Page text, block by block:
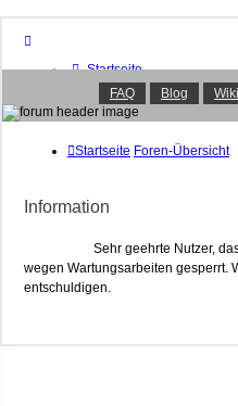
Startseite
Foren-Übersicht
FAQ
Suche
Aktive Themen
Das Team
FAQ Blog Wiki
Startseite Foren-Übersicht
Information
Sehr geehrte Nutzer,
wegen Wartungsarbeiten gesperrt.
entschuldigen.